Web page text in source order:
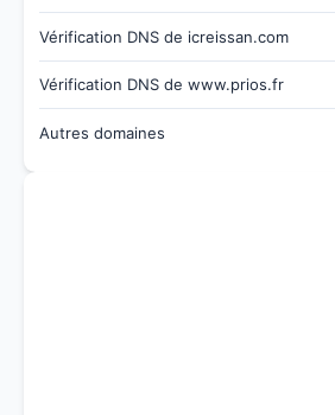
Vérification DNS de icreissan.com
Vérification DNS de www.prios.fr
Autres domaines